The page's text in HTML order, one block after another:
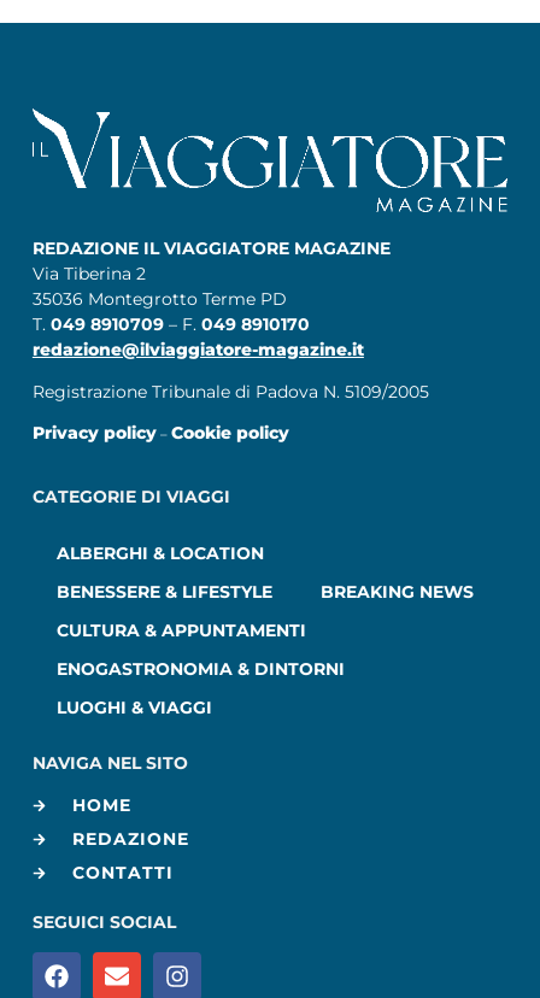
REDAZIONE IL VIAGGIATORE MAGAZINE
Via Tiberina 2
35036 Montegrotto Terme PD
T. 049 8910709 – F. 049 8910170
redazione@ilviaggiatore-magazine.it
Registrazione Tribunale di Padova N. 5109/2005
Privacy policy– Cookie policy
CATEGORIE DI VIAGGI
ALBERGHI & LOCATION
BENESSERE & LIFESTYLE
BREAKING NEWS
CULTURA & APPUNTAMENTI
ENOGASTRONOMIA & DINTORNI
LUOGHI & VIAGGI
NAVIGA NEL SITO
HOME
REDAZIONE
CONTATTI
SEGUICI SOCIAL